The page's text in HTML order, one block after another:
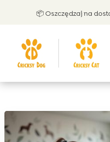
📦 Oszczędzaj na dostawie